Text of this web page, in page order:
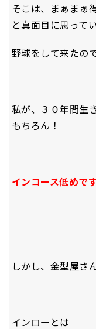
そこは、まぁまぁ
と真面目に思って
野球をして来たので
私が、３０年間生
もちろん！
インコース低めです
しかし、金型屋さ
インローとは